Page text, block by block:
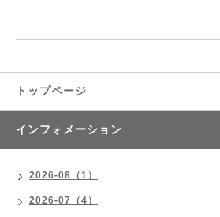
トップページ
インフォメーション
2026-08（1）
2026-07（4）